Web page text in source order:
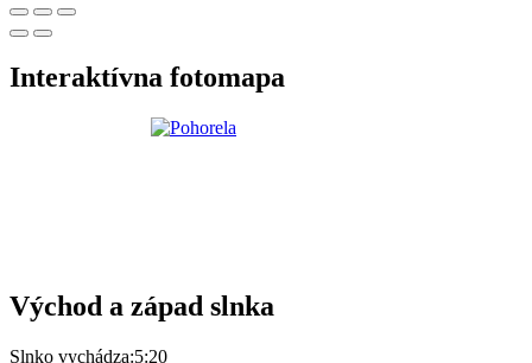
Interaktívna fotomapa
Východ a západ slnka
Slnko vychádza:5:20